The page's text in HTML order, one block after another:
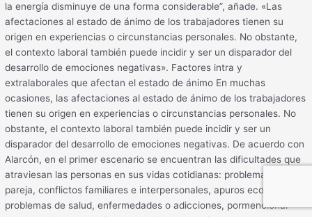
la energía disminuye de una forma considerable”, añade. «Las
afectaciones al estado de ánimo de los trabajadores tienen su
origen en experiencias o circunstancias personales. No obstante,
el contexto laboral también puede incidir y ser un disparador del
desarrollo de emociones negativas». Factores intra y
extralaborales que afectan el estado de ánimo En muchas
ocasiones, las afectaciones al estado de ánimo de los trabajadores
tienen su origen en experiencias o circunstancias personales. No
obstante, el contexto laboral también puede incidir y ser un
disparador del desarrollo de emociones negativas. De acuerdo con
Alarcón, en el primer escenario se encuentran las dificultades que
atraviesan las personas en sus vidas cotidianas: problemas de
pareja, conflictos familiares e interpersonales, apuros económicos,
problemas de salud, enfermedades o adicciones, pormencionar